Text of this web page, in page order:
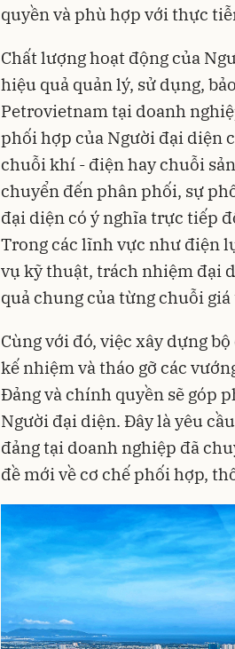
quyền và phù hợp với thực
Chất lượng hoạt động của
hiệu quả quản lý, sử dụng,
Petrovietnam tại doanh
phối hợp của Người đại diện
chuỗi khí - điện hay chuỗi
chuyển đến phân phối, sự
đại diện có ý nghĩa trực tiếp
Trong các lĩnh vực như điện
vụ kỹ thuật, trách nhiệm đại
quả chung của từng chuỗi
Cùng với đó, việc xây dựng
kế nhiệm và tháo gỡ các
Đảng và chính quyền sẽ góp
Người đại diện. Đây là yêu
đảng tại doanh nghiệp đã
đề mới về cơ chế phối hợp,